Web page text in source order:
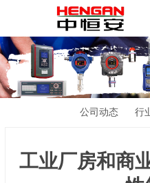
公司动态 行
工业厂房和商